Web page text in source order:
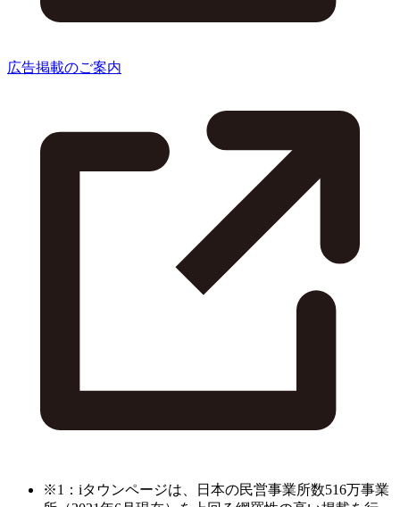
広告掲載のご案内
※1：iタウンページは、日本の民営事業所数516万事業